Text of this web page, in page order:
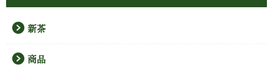
新茶
商品